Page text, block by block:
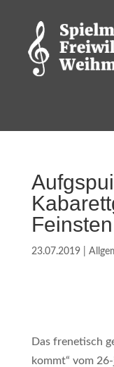
Feinsten
23.07.2019|
Das frenetisch
kommt“ vom